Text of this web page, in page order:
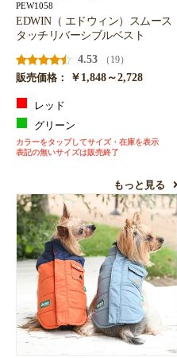
PEW1058
EDWIN（ エドウィン）スムース
タッチリバーシブルベスト
4.53
（19）
販売価格：
￥1,848～2,728
レッド
グリーン
カラーをタップしてサイズ・在庫を表示
表記の無いサイズは販売終了
もっと見る